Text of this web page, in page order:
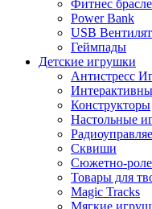
Фитнес
Power Bank
USB
Геймпады
Детские игрушки
Антистресс
Конструкторы
Настольные
Сквиши
Сюжетно-
Товары для
Magic Tracks
Мягкие